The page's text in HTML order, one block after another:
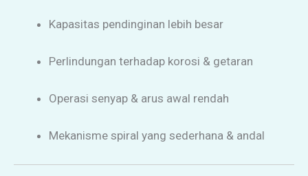
Kapasitas pendinginan lebih besar
Perlindungan terhadap korosi & getaran
Operasi senyap & arus awal rendah
Mekanisme spiral yang sederhana & andal